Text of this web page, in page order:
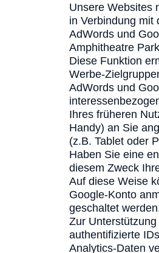
Unsere Websites
in Verbindung mit
AdWords und
Amphitheatre
Diese Funktion
Werbe-
AdWords und
Ihres früheren
Handy) an Sie
(z.B. Tablet oder
Haben Sie eine
diesem Zweck
Auf diese Weise
Google-Konto
geschaltet
Zur
authentifizierte
Analytics-Daten